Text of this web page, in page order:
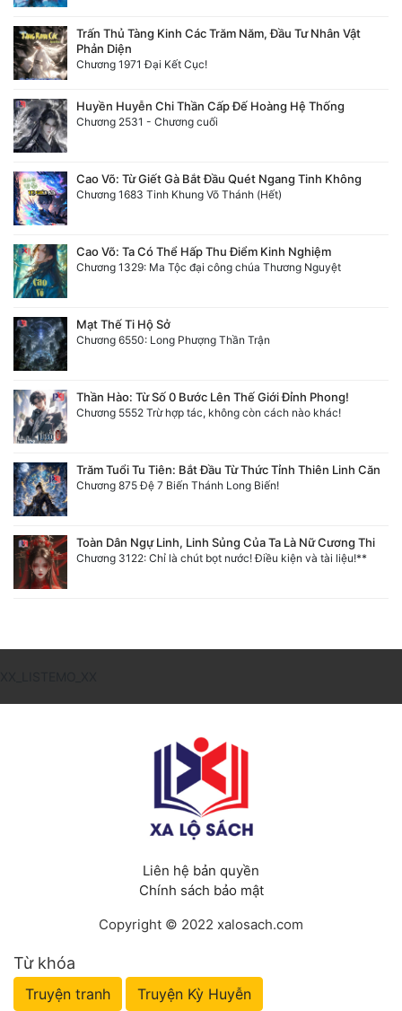
Trấn Thủ Tàng Kinh Các Trăm Năm, Đầu Tư Nhân Vật
Phản Diện
Chương 1971 Đại Kết Cục!
Huyền Huyễn Chi Thần Cấp Đế Hoàng Hệ Thống
Chương 2531 - Chương cuối
Cao Võ: Từ Giết Gà Bắt Đầu Quét Ngang Tinh Không
Chương 1683 Tinh Khung Võ Thánh (Hết)
Cao Võ: Ta Có Thể Hấp Thu Điểm Kinh Nghiệm
Chương 1329: Ma Tộc đại công chúa Thương Nguyệt
Mạt Thế Ti Hộ Sở
Chương 6550: Long Phượng Thần Trận
Thần Hào: Từ Số 0 Bước Lên Thế Giới Đỉnh Phong!
Chương 5552 Trừ hợp tác, không còn cách nào khác!
Trăm Tuổi Tu Tiên: Bắt Đầu Từ Thức Tỉnh Thiên Linh Căn
Chương 875 Đệ 7 Biến Thánh Long Biến!
Toàn Dân Ngự Linh, Linh Sủng Của Ta Là Nữ Cương Thi
Chương 3122: Chỉ là chút bọt nước! Điều kiện và tài liệu!**
Liên hệ bản quyền
Chính sách bảo mật
Copyright © 2022 xalosach.com
Từ khóa
Truyện tranh Truyện Kỳ Huyễn